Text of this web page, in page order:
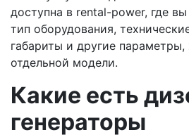
доступна в rental-power, где
тип оборудования,
габариты и другие параметры,
отдельной модели.
Какие есть
генераторы